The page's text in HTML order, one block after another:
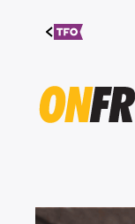
Aller au
contenu